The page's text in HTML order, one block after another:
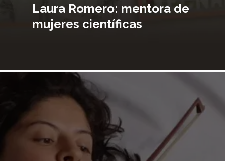
Laura Romero: mentora de
mujeres científicas